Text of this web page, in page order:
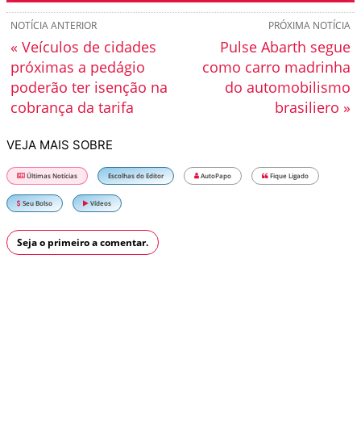
PRÓXIMA NOTÍCIA
Pulse Abarth segue
como carro madrinha
do automobilismo
brasiliero »
NOTÍCIA ANTERIOR
« Veículos de cidades
próximas a pedágio
poderão ter isenção na
cobrança da tarifa
VEJA MAIS SOBRE
Últimas Notícias Escolhas do Editor AutoPapo Fique Ligado
Seu Bolso Vídeos
Seja o primeiro a comentar.